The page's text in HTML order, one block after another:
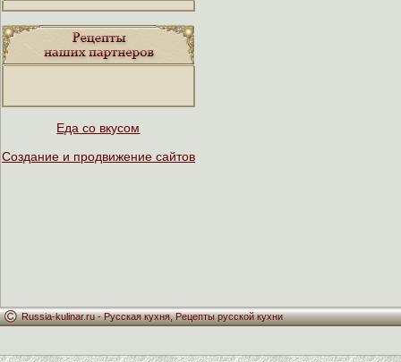
Еда со вкусом
Создание и продвижение сайтов
Russia-kulinar.ru -Русская кухня,Рецепты русской кухни